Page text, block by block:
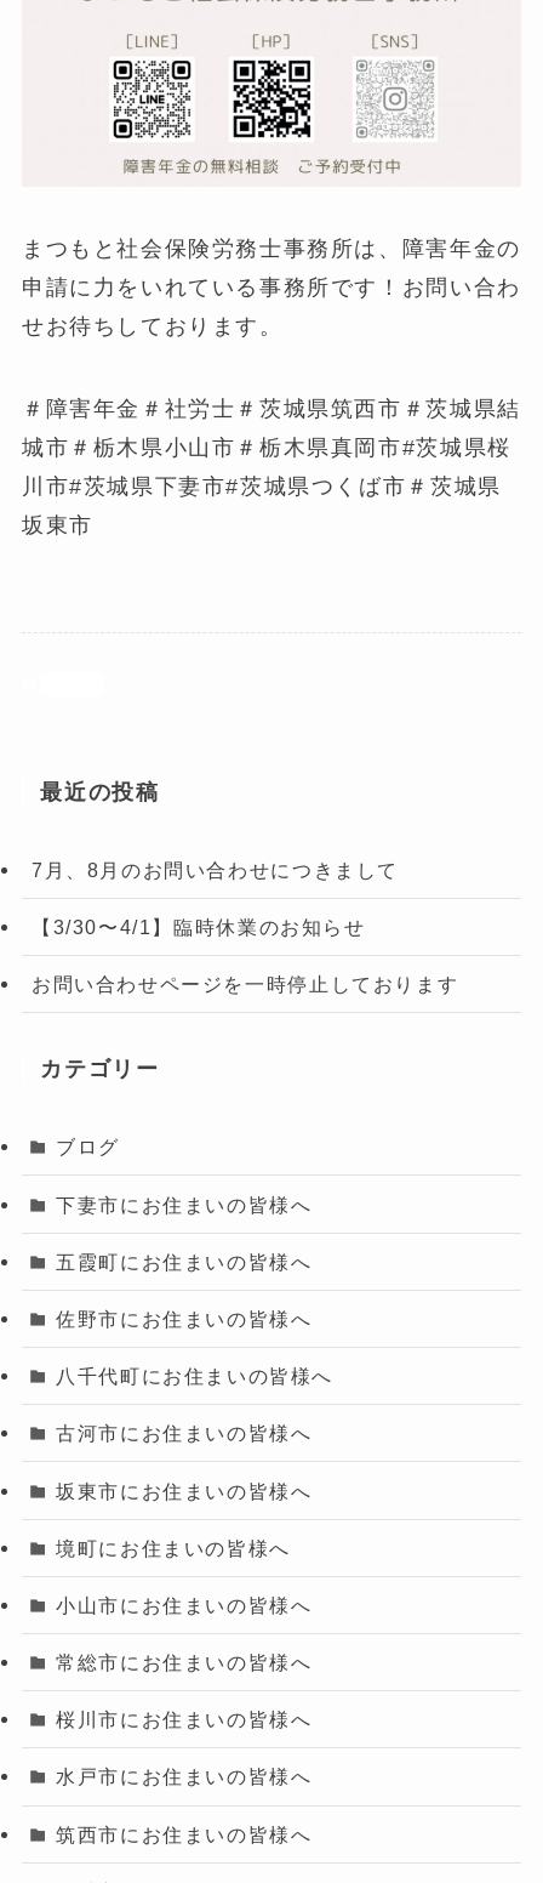
まつもと社会保険労務士事務所は、障害年金の
申請に力をいれている事務所です！お問い合わ
せお待ちしております。
＃障害年金＃社労士＃茨城県筑西市＃茨城県結
城市＃栃木県小山市＃栃木県真岡市#茨城県桜
川市#茨城県下妻市#茨城県つくば市＃茨城県
坂東市
最近の投稿
7月、8月のお問い合わせにつきまして
【3/30〜4/1】臨時休業のお知らせ
お問い合わせページを一時停止しております
カテゴリー
ブログ
下妻市にお住まいの皆様へ
五霞町にお住まいの皆様へ
佐野市にお住まいの皆様へ
八千代町にお住まいの皆様へ
古河市にお住まいの皆様へ
坂東市にお住まいの皆様へ
境町にお住まいの皆様へ
小山市にお住まいの皆様へ
常総市にお住まいの皆様へ
桜川市にお住まいの皆様へ
水戸市にお住まいの皆様へ
筑西市にお住まいの皆様へ